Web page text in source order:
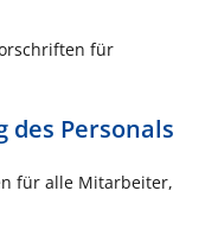
für
des Personals
für alle Mitarbeiter,